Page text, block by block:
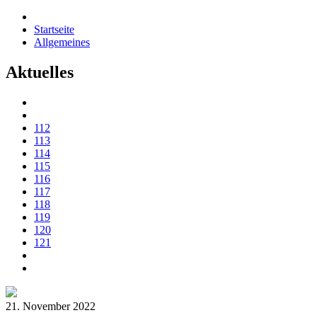
Startseite
Allgemeines
Aktuelles
112
113
114
115
116
117
118
119
120
121
21. November 2022